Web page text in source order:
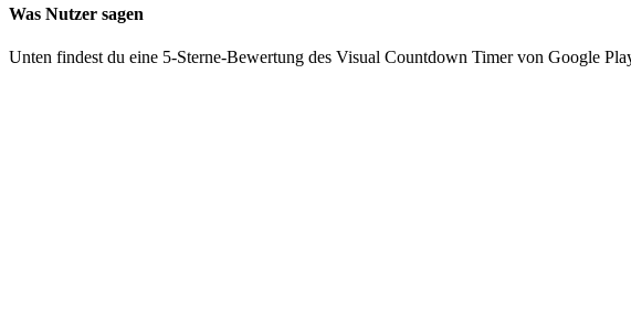
Was Nutzer sagen
Unten findest du eine 5-Sterne-Bewertung des Visual Countdown Timer von Google